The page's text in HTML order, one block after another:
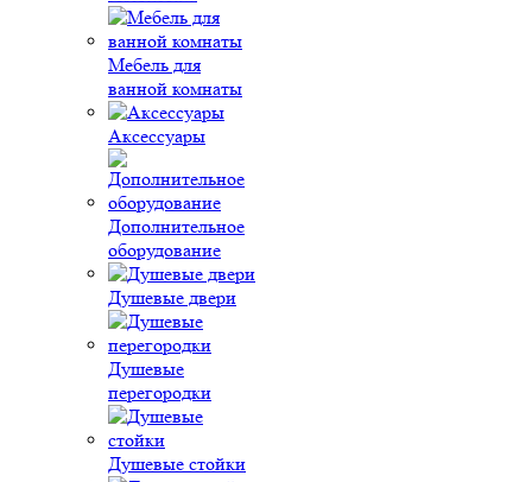
Мебель для
ванной комнаты
Аксессуары
Дополнительное
оборудование
Душевые двери
Душевые
перегородки
Душевые стойки